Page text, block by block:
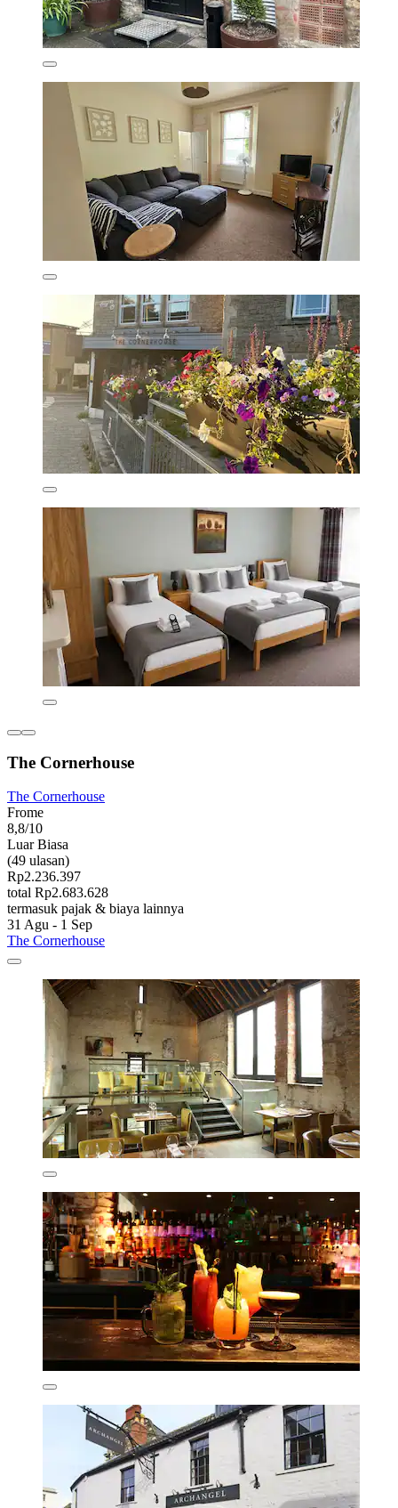
The Cornerhouse
The Cornerhouse
Frome
8,8/10
Luar Biasa
(49 ulasan)
Rp2.236.397
total Rp2.683.628
termasuk pajak & biaya lainnya
31 Agu - 1 Sep
The Cornerhouse